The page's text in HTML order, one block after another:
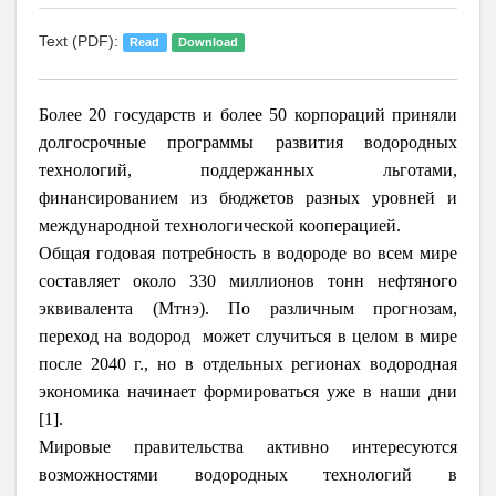
Text (PDF): Read Download
Более 20 государств и более 50 корпораций приняли
долгосрочные программы развития водородных
технологий, поддержанных льготами,
финансированием из бюджетов разных уровней и
международной технологической кооперацией.
Общая годовая потребность в водороде во всем мире
составляет около 330 миллионов тонн нефтяного
эквивалента (Мтнэ).
По различным прогнозам,
переход на водород может случиться в целом в мире
после 2040 г., но в отдельных регионах водородная
экономика начинает формироваться уже в наши дни
[1].
Мировые правительства активно интересуются
возможностями водородных технологий в